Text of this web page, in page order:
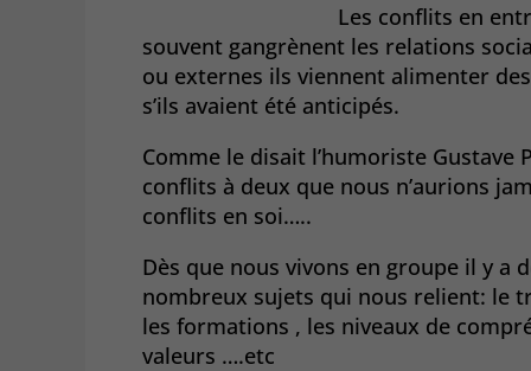
Les conflits en
souvent gangrènent les relations
ou externes ils viennent alimenter
s’ils avaient été anticipés.
Comme le disait l’humoriste Gustave
conflits à deux que nous n’aurions
conflits en soi…..
Dès que nous vivons en groupe il y a
nombreux sujets qui nous relient: le
les formations , les niveaux de
valeurs ….etc